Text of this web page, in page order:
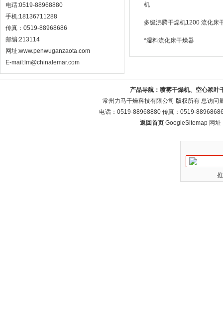
电话:0519-88968880
手机:18136711288
传真：0519-88968686
邮编:213114
网址:www.penwuganzaota.com
E-mail:lm@chinalemar.com
机
多级沸腾干燥机1200 流化床
*湿料流化床干燥器
产品导航： 喷雾干燥机、空心浆叶
常州力马干燥科技有限公司 版权所有 总访问
电话：0519-88968880 传真：0519-
返回首页 GoogleSitemap 网